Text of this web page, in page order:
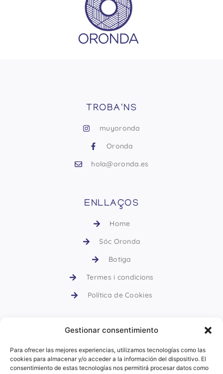
Gestionar consentimiento
Para ofrecer las mejores experiencias, utilizamos tecnologías como las
cookies para almacenar y/o acceder a la información del dispositivo. El
consentimiento de estas tecnologías nos permitirá procesar datos como
TROBA'NS
muyoronda
Oronda
hola@oronda.es
ENLLAÇOS
Home
Sóc Oronda
Botiga
Termes i condicions
Política de Cookies
CURSOS DE CERÀMICA
Descobrir